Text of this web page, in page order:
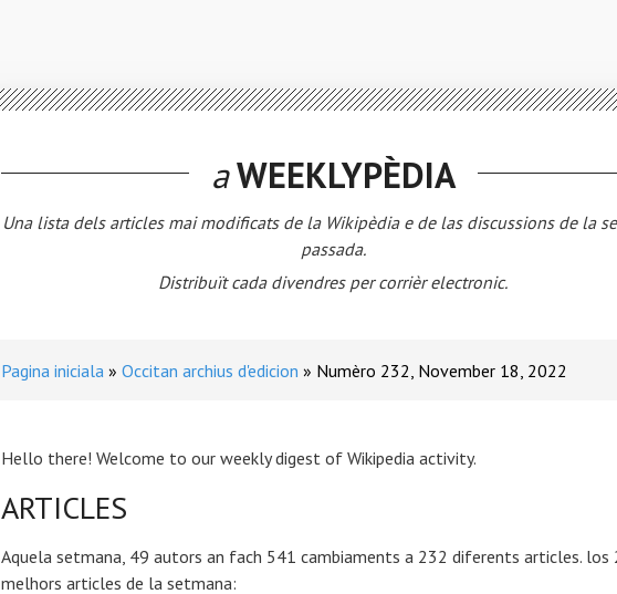
aWEEKLYPÈDIA
Una lista dels articles mai modificats de la Wikipèdia e de las discussions de la
passada.
Distribuït cada divendres per corrièr electronic.
Pagina iniciala Occitan archius d'edicion Numèro 232, November 18, 2022
Hello there! Welcome to our weekly digest of Wikipedia activity.
ARTICLES
Aquela setmana, 49 autors an fach 541 cambiaments a 232 diferents articles. los
melhors articles de la setmana: